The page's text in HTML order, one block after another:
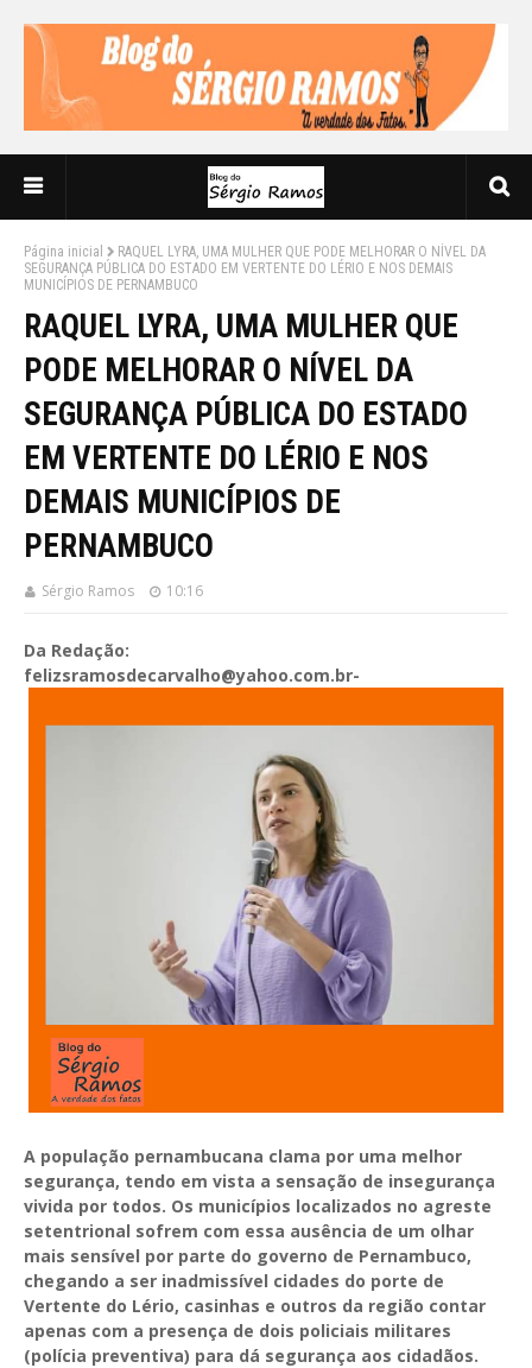
Página inicial
RAQUEL LYRA, UMA MULHER QUE PODE MELHORAR O NÍVEL DA
SEGURANÇA PÚBLICA DO ESTADO EM VERTENTE DO LÉRIO E NOS DEMAIS
MUNICÍPIOS DE PERNAMBUCO
RAQUEL LYRA, UMA MULHER QUE
PODE MELHORAR O NÍVEL DA
SEGURANÇA PÚBLICA DO ESTADO
EM VERTENTE DO LÉRIO E NOS
DEMAIS MUNICÍPIOS DE
PERNAMBUCO
Sérgio Ramos 10:16
Da Redação:
felizsramosdecarvalho@yahoo.com.br-
A população pernambucana clama por uma melhor
segurança, tendo em vista a sensação de insegurança
vivida por todos. Os municípios localizados no agreste
setentrional sofrem com essa ausência de um olhar
mais sensível por parte do governo de Pernambuco,
chegando a ser inadmissível cidades do porte de
Vertente do Lério, casinhas e outros da região contar
apenas com a presença de dois policiais militares
(polícia preventiva) para dá segurança aos cidadãos.